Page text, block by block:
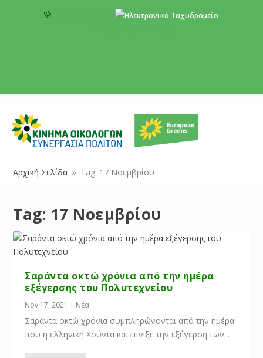
Αρχική Σελίδα 9 Tag: 17 Νοεμβρίου
Tag: 17 Νοεμβρίου
Σαράντα οκτώ χρόνια από την ημέρα
εξέγερσης του Πολυτεχνείου
Nov 17, 2021 | Νέα
Σαράντα οκτώ χρόνια συμπληρώνονται από την ημέρα
που η ελληνική Χούντα κατέπνιξε την εξέγερση των...